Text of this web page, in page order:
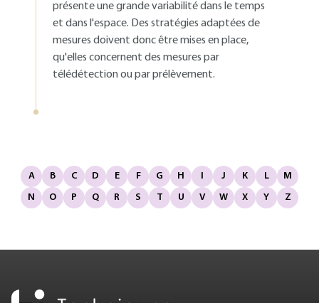
présente une grande variabilité dans le temps
et dans l'espace. Des stratégies adaptées de
mesures doivent donc être mises en place,
qu'elles concernent des mesures par
télédétection ou par prélèvement.
A B C D E F G H I J K L
M
N
O P Q R S T U V W X Y Z